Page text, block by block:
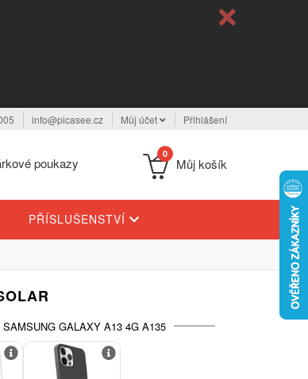
info@picasee.cz Můj účet Přihlášení
poukazy
0
Můj košík
PŘÍSLUŠENSTVÍ
GALAXY A13 4G A135